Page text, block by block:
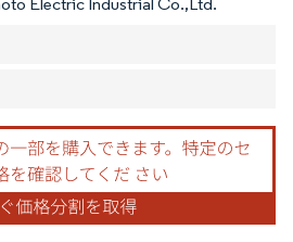
Electric Industrial Co.,Ltd.